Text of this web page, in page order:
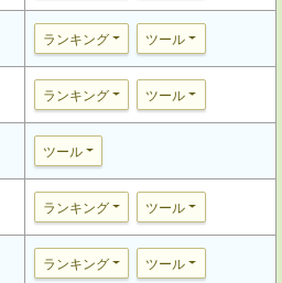
ランキング ツール
ランキング ツール
ツール
ランキング ツール
ランキング ツール